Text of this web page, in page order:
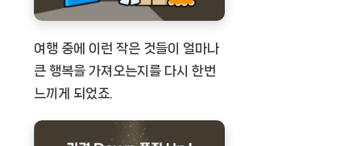
여행 중에 이런 작은 것들이 얼마나
큰 행복을 가져오는지를 다시 한번
느끼게 되었죠.